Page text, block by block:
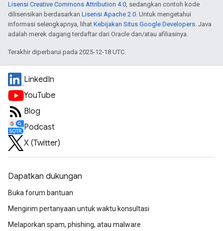
Lisensi Creative Commons Attribution 4.0, sedangkan contoh kode
dilisensikan berdasarkan Lisensi Apache 2.0. Untuk mengetahui
informasi selengkapnya, lihat Kebijakan Situs Google Developers. Java
adalah merek dagang terdaftar dari Oracle dan/atau afiliasinya.
Terakhir diperbarui pada 2025-12-18 UTC.
LinkedIn
YouTube
Blog
Podcast
X (Twitter)
Dapatkan dukungan
Buka forum bantuan
Mengirim pertanyaan untuk waktu konsultasi
Melaporkan spam, phishing, atau malware